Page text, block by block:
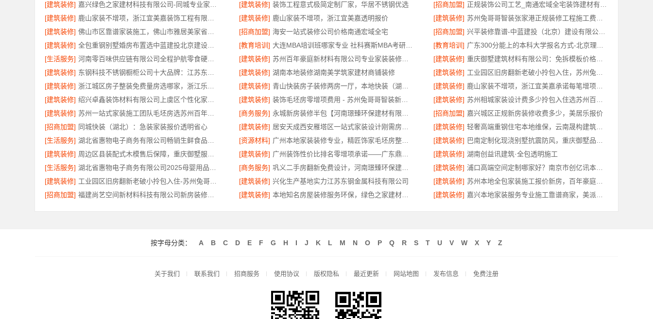
[建筑装修]
[建筑装修] 装饰工程意式极简定制厂家，华居不锈钢优选 [招商加盟]
[建筑装修]
[建筑装修] 鹿山家装不增项，浙江宜美嘉透明报价 [建筑装修]
[建筑装修]
[招商加盟] 海安一站式装修公司价格南通宏域全宅 [招商加盟]
[建筑装修]
[教育培训] [教育培训]
[生活服务]
[建筑装修] [建筑装修]
[建筑装修]
[建筑装修] 湖南本地装修湖南美学筑家建材商铺装修 [建筑装修]
[建筑装修]
[建筑装修] [建筑装修]
[建筑装修]
[建筑装修] [建筑装修]
[建筑装修]
[商务服务] [招商加盟] 嘉兴城区正规新房装修收费多少，美居乐报价
[招商加盟] 同城快装（湖北）：急装家装报价透明省心 [建筑装修] [建筑装修]
[生活服务]
[资源材料] [建筑装修]
[建筑装修]
[建筑装修] [建筑装修] 湖南创益讯建筑·全包透明施工
[生活服务]
[商务服务] [建筑装修]
[建筑装修]
[建筑装修] 兴化生产基地实力江苏东钢金属科技有限公司 [建筑装修]
[招商加盟]
[建筑装修] [建筑装修]
按字母分类： A B C D E F G H I J K L M N O P Q R S T U V W X Y Z
关于我们 联系我们 招商服务 使用协议 版权隐私 最近更新 网站地图 发布信息 免费注册